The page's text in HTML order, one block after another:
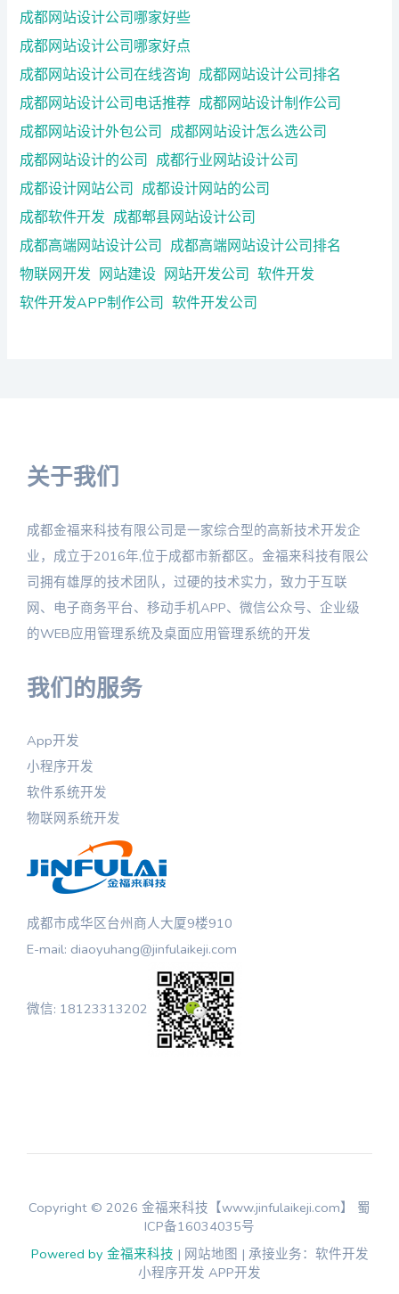
成都网站设计公司哪家好些
成都网站设计公司哪家好点
成都网站设计公司在线咨询 成都网站设计公司排名
成都网站设计公司电话推荐 成都网站设计制作公司
成都网站设计外包公司 成都网站设计怎么选公司
成都网站设计的公司 成都行业网站设计公司
成都设计网站公司 成都设计网站的公司
成都软件开发 成都郫县网站设计公司
成都高端网站设计公司 成都高端网站设计公司排名
物联网开发 网站建设 网站开发公司 软件开发
软件开发APP制作公司 软件开发公司
关于我们
成都金福来科技有限公司是一家综合型的高新技术开发企
业，成立于2016年,位于成都市新都区。金福来科技有限公
司拥有雄厚的技术团队，过硬的技术实力，致力于互联
网、电子商务平台、移动手机APP、微信公众号、企业级
的WEB应用管理系统及桌面应用管理系统的开发
我们的服务
App开发
小程序开发
软件系统开发
物联网系统开发
成都市成华区台州商人大厦9楼910
E-mail: diaoyuhang@jinfulaikeji.com
微信: 18123313202
Copyright © 2026 金福来科技【www.jinfulaikeji.com】 蜀
ICP备16034035号
Powered by 金福来科技 | 网站地图 | 承接业务：软件开发
小程序开发 APP开发